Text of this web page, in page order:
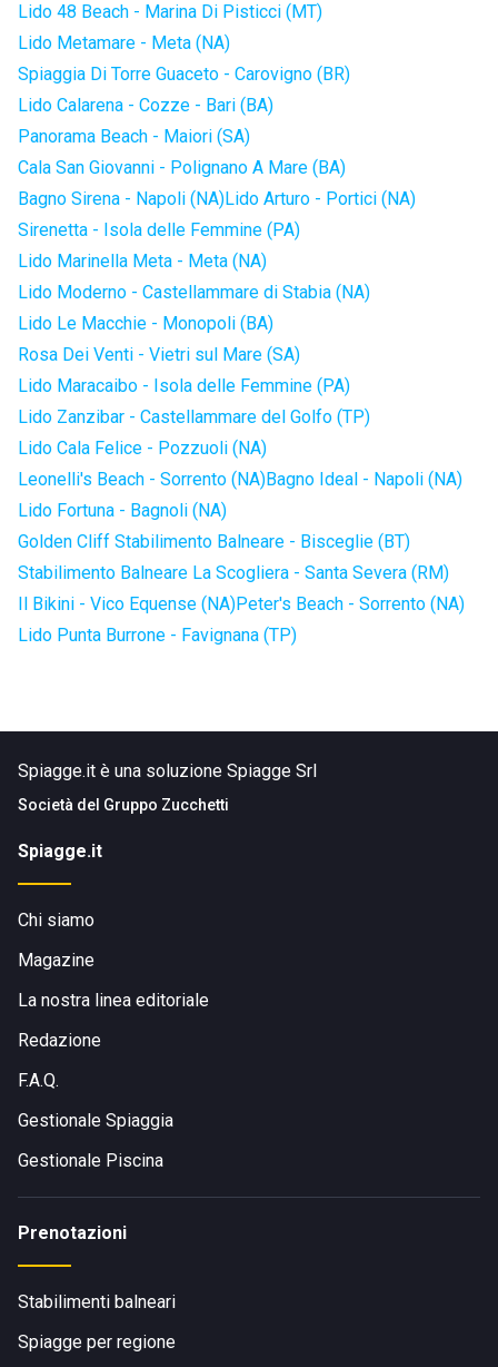
Lido 48 Beach - Marina Di Pisticci (MT)
Lido Metamare - Meta (NA)
Spiaggia Di Torre Guaceto - Carovigno (BR)
Lido Calarena - Cozze - Bari (BA)
Panorama Beach - Maiori (SA)
Cala San Giovanni - Polignano A Mare (BA)
Bagno Sirena - Napoli (NA)Lido Arturo - Portici (NA)
Sirenetta - Isola delle Femmine (PA)
Lido Marinella Meta - Meta (NA)
Lido Moderno - Castellammare di Stabia (NA)
Lido Le Macchie - Monopoli (BA)
Rosa Dei Venti - Vietri sul Mare (SA)
Lido Maracaibo - Isola delle Femmine (PA)
Lido Zanzibar - Castellammare del Golfo (TP)
Lido Cala Felice - Pozzuoli (NA)
Leonelli's Beach - Sorrento (NA)Bagno Ideal - Napoli (NA)
Lido Fortuna - Bagnoli (NA)
Golden Cliff Stabilimento Balneare - Bisceglie (BT)
Stabilimento Balneare La Scogliera - Santa Severa (RM)
Il Bikini - Vico Equense (NA)Peter's Beach - Sorrento (NA)
Lido Punta Burrone - Favignana (TP)
Spiagge.it è una soluzione Spiagge Srl
Società del Gruppo Zucchetti
Spiagge.it
Chi siamo
Magazine
La nostra linea editoriale
Redazione
F.A.Q.
Gestionale Spiaggia
Gestionale Piscina
Prenotazioni
Stabilimenti balneari
Spiagge per regione